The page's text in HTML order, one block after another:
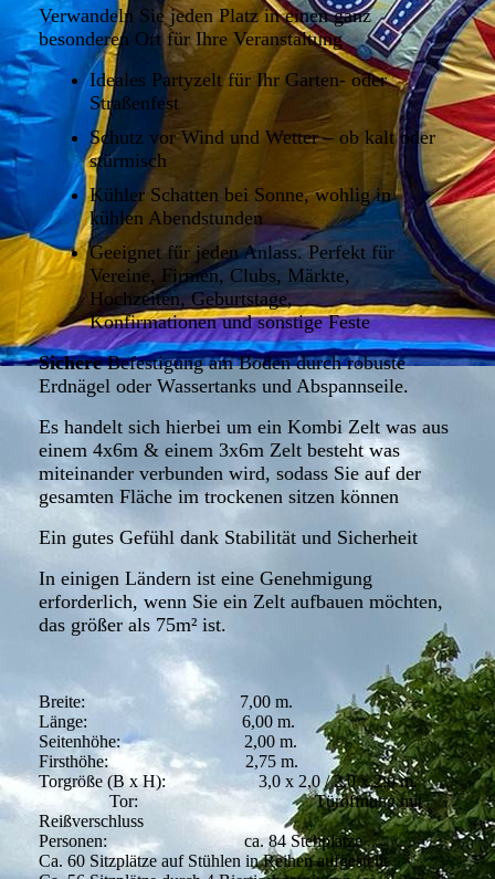
Verwandeln Sie jeden Platz in einen ganz
besonderen Ort für Ihre Veranstaltung
Ideales Partyzelt für Ihr Garten- oder
Straßenfest
Schutz vor Wind und Wetter – ob kalt oder
stürmisch
Kühler Schatten bei Sonne, wohlig in
kühlen Abendstunden
Geeignet für jeden Anlass. Perfekt für
Vereine, Firmen, Clubs, Märkte,
Hochzeiten, Geburtstage,
Konfirmationen und sonstige Feste
SichereBefestigung am Boden durch robuste
Erdnägel oder Wassertanks und Abspannseile.
Es handelt sich hierbei um ein Kombi Zelt was aus
einem 4x6m & einem 3x6m Zelt besteht was
miteinander verbunden wird, sodass Sie auf der
gesamten Fläche im trockenen sitzen können
Ein gutes Gefühl dank Stabilität und Sicherheit
In einigen Ländern ist eine Genehmigung
erforderlich, wenn Sie ein Zelt aufbauen möchten,
das größer als 75m² ist.
Breite: 7,00 m.
Länge: 6,00 m.
Seitenhöhe: 2,00 m.
Firsthöhe: 2,75 m.
Torgröße (B x H): 3,0 x 2,0 / 2,0 x 2,0 m.
Tor: Türöffnung mit
Reißverschluss
Personen: ca. 84 Stehplätze
Ca. 60 Sitzplätze auf Stühlen in Reihen aufgestellt